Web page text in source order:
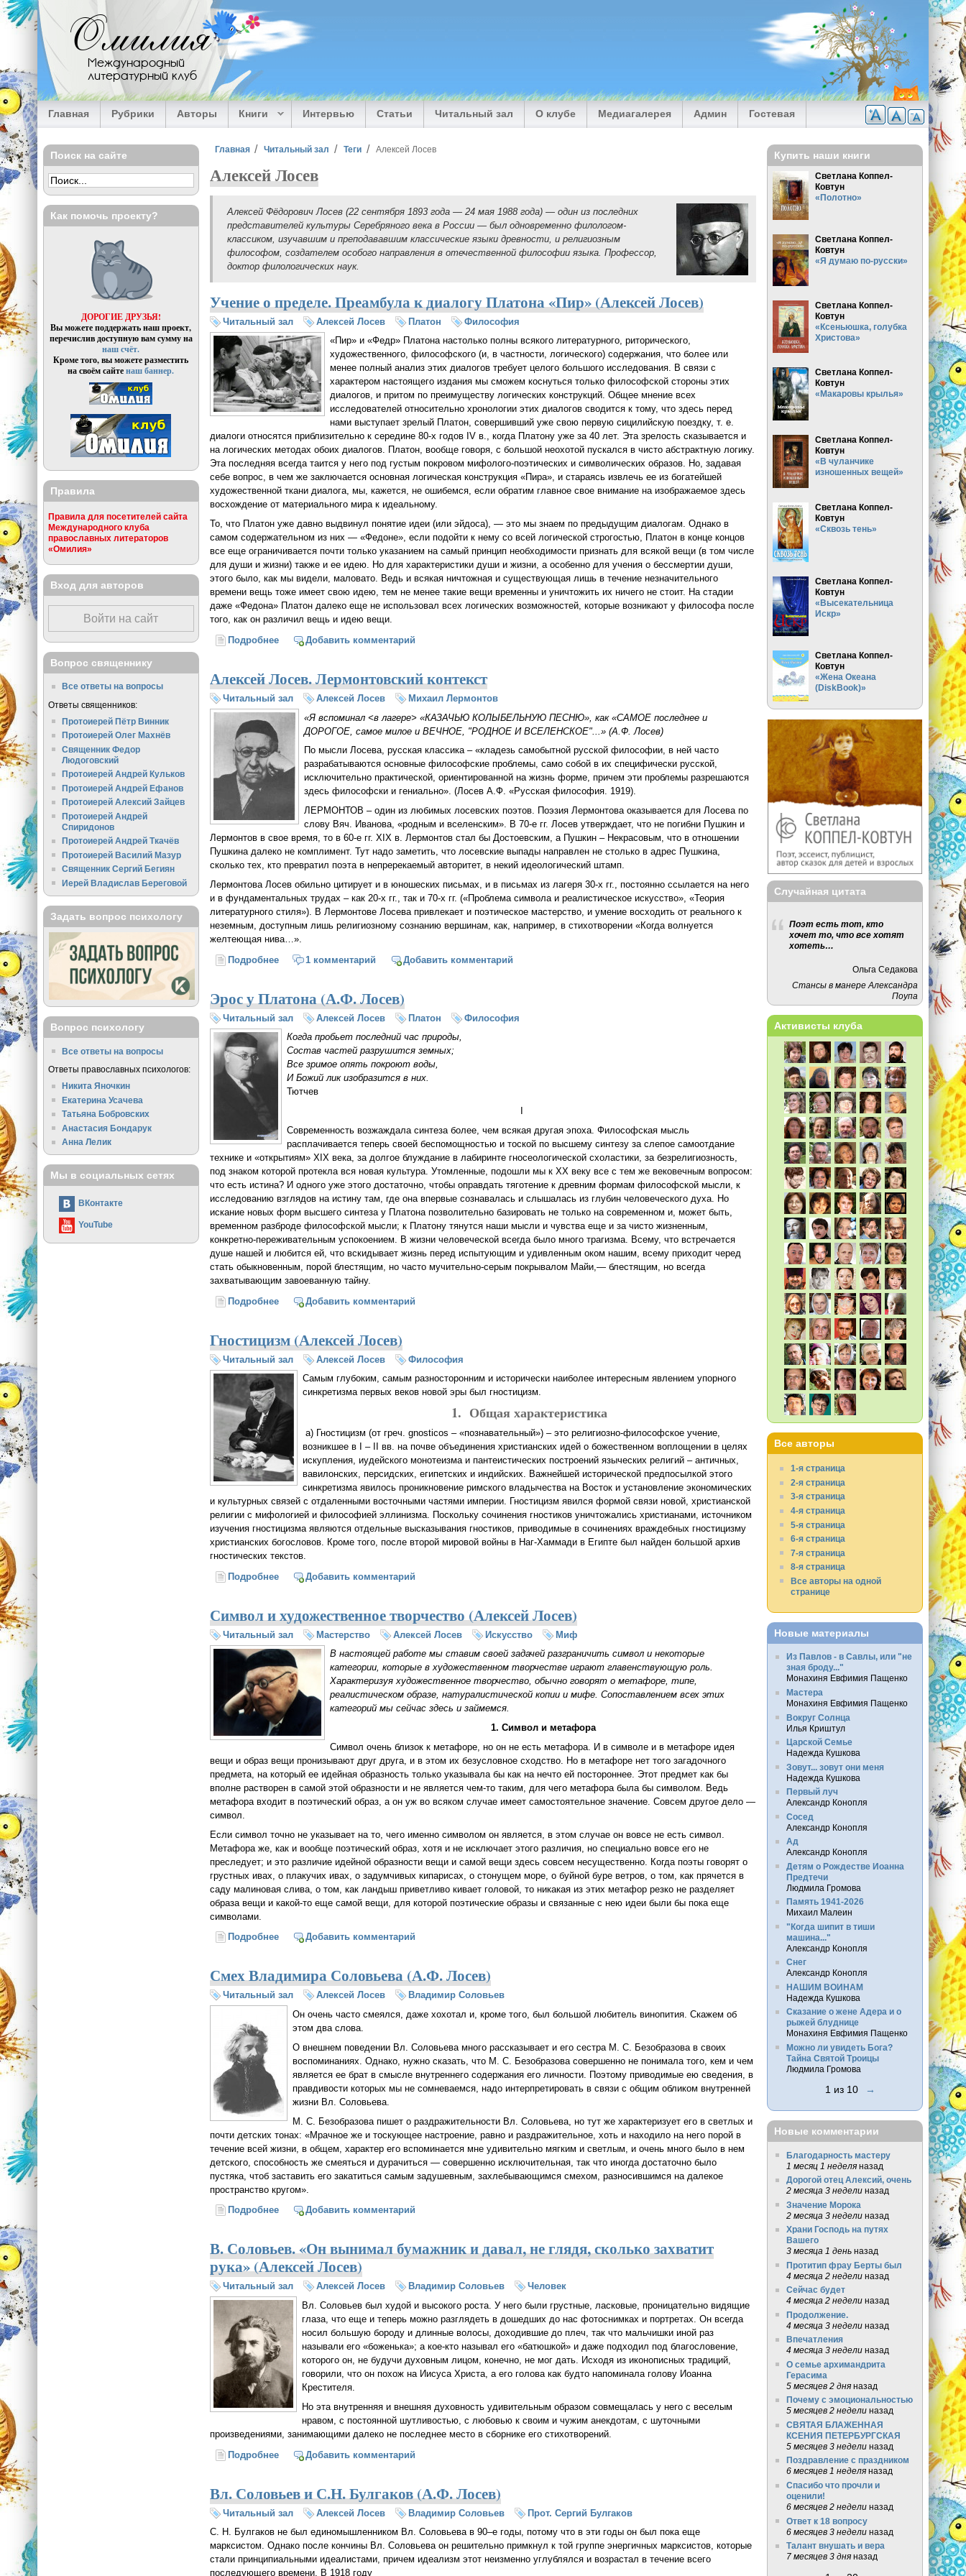
Перейти к основному содержанию
Омилия
Международный
литературный клуб
Главная Рубрики Авторы Книги Интервью Статьи Читальный зал О клубе Медиагалерея Админ Гостевая
Вы здесь
Главная Читальный зал Теги Алексей Лосев
Алексей Лосев
Алексей Фёдорович Лосев (22 сентября 1893 года — 24 мая 1988 года) — один из последних
представителей культуры Серебряного века в России — был одновременно филологом-
классиком, изучавшим и преподававшим классические языки древности, и религиозным
философом, создателем особого направления в отечественной философии языка. Профессор,
доктор филологических наук.
Учение о пределе. Преамбула к диалогу Платона «Пир» (Алексей Лосев)
Читальный зал Алексей Лосев Платон
Философия
«Пир» и «Федр» Платона настолько полны всякого литературного, риторического,
художественного, философского (и, в частности, логического) содержания, что более или
менее полный анализ этих диалогов требует целого большого исследования. В связи с
характером настоящего издания мы сможем коснуться только философской стороны этих
диалогов, и притом по преимуществу логических конструкций. Общее мнение всех
исследователей относительно хронологии этих диалогов сводится к тому, что здесь перед
нами выступает зрелый Платон, совершивший уже свою первую сицилийскую поездку, т. е.
диалоги относятся приблизительно к середине 80-х годов IV в., когда Платону уже за 40 лет. Эта зрелость сказывается и
на логических методах обоих диалогов. Платон, вообще говоря, с большой неохотой пускался в чисто абстрактную логику.
Эта последняя всегда таится у него под густым покровом мифолого-поэтических и символических образов. Но, задавая
себе вопрос, в чем же заключается основная логическая конструкция «Пира», и стараясь извлечь ее из богатейшей
художественной ткани диалога, мы, кажется, не ошибемся, если обратим главное свое внимание на изображаемое здесь
восхождение от материального мира к идеальному.
То, что Платон уже давно выдвинул понятие идеи (или эйдоса), — это мы знаем по предыдущим диалогам. Однако в
самом содержательном из них — «Федоне», если подойти к нему со всей логической строгостью, Платон в конце концов
все еще ограничивается почти только указанием на самый принцип необходимости признать для всякой вещи (в том числе
для души и жизни) также и ее идею. Но для характеристики души и жизни, а особенно для учения о бессмертии души,
этого было, как мы видели, маловато. Ведь и всякая ничтожная и существующая лишь в течение незначительного
времени вещь тоже имеет свою идею, тем не менее такие вещи временны и уничтожить их ничего не стоит. На стадии
даже «Федона» Платон далеко еще не использовал всех логических возможностей, которые возникают у философа после
того, как он различил вещь и идею вещи.
Подробнеео Учение о пределе. Преамбула к диалогу Платона «Пир» (Алексей Лосев)
Добавить комментарий
Алексей Лосев. Лермонтовский контекст
Читальный зал Алексей Лосев
Михаил Лермонтов
«Я вспоминал <в лагере> «КАЗАЧЬЮ КОЛЫБЕЛЬНУЮ ПЕСНЮ», как «САМОЕ последнее и
ДОРОГОЕ, самое милое и ВЕЧНОЕ, "РОДНОЕ И ВСЕЛЕНСКОЕ"...» (А.Ф. Лосев)
По мысли Лосева, русская классика – «кладезь самобытной русской философии, в ней часто
разрабатываются основные философские проблемы, само собой в их специфически русской,
исключительно практической, ориентированной на жизнь форме, причем эти проблемы разрешаются
здесь философски и гениально». (Лосев А.Ф. «Русская философия. 1919).
ЛЕРМОНТОВ – один из любимых лосевских поэтов. Поэзия Лермонтова оказывается для Лосева по
слову Вяч. Иванова, «родным и вселенским». В 70-е гг. Лосев утверждает, что не погибни Пушкин и
Лермонтов в свое время, то в 60-е гг. XIX в. Лермонтов стал бы Достоевским, а Пушкин – Некрасовым, что в отношении
Пушкина далеко не комплимент. Тут надо заметить, что лосевские выпады направлен не столько в адрес Пушкина,
сколько тех, кто превратил поэта в непререкаемый авторитет, в некий идеологический штамп.
Лермонтова Лосев обильно цитирует и в юношеских письмах, и в письмах из лагеря 30-х гг., постоянно ссылается на него
и в фундаментальных трудах – как 20-х гг., так и 70-х гг. («Проблема символа и реалистическое искусство», «Теория
литературного стиля»). В Лермонтове Лосева привлекает и поэтическое мастерство, и умение восходить от реального к
неземным, доступным лишь религиозному сознанию вершинам, как, например, в стихотворении «Когда волнуется
желтеющая нива…».
Подробнеео Алексей Лосев. Лермонтовский контекст
1 комментарий Добавить комментарий
Эрос у Платона (А.Ф. Лосев)
Читальный зал Алексей Лосев Платон
Философия
Когда пробьет последний час природы,
Состав частей разрушится земных;
Все зримое опять покроют воды,
И Божий лик изобразится в них.
Тютчев
Современность возжаждала синтеза более, чем всякая другая эпоха. Философская мысль
расплачивается теперь своей беспомощностью и тоской по высшему синтезу за слепое самоотдание
технике и «открытиям» XIX века, за долгое блуждание в лабиринте гносеологической схоластики, за безрелигиозность,
под знаком которой протекла вся новая культура. Утомленные, подошли мы к XX веку все с тем же вековечным вопросом:
что есть истина? И одного уже этого достаточно, чтобы оправдать тяготение к древним формам философской мысли, к
исследованию взглядов на истину там, где она впервые сознавалась и слышалась из глубин человеческого духа. Но
искание новых форм высшего синтеза у Платона позволительно базировать не только на современном и, может быть,
временном разброде философской мысли; к Платону тянутся наши мысли и чувства еще и за чисто жизненным,
конкретно-переживательным успокоением. В жизни человеческой всегда было много трагизма. Всему, что встречается
душе нашей и любится ей, что вскидывает жизнь перед испытующим и удивленным оком нашим, всему приходит черед
стать обыкновенным, порой блестящим, но часто мучительно-серым покрывалом Майи,— блестящим, но всегда
захватывающим завоеванную тайну.
Подробнеео Эрос у Платона (А.Ф. Лосев)
Добавить комментарий
Гностицизм (Алексей Лосев)
Читальный зал Алексей Лосев
Философия
Самым глубоким, самым разносторонним и исторически наиболее интересным явлением упорного
синкретизма первых веков новой эры был гностицизм.
1. Общая характеристика
а) Гностицизм (от греч. gnosticos – «познавательный») – это религиозно-философское учение,
возникшее в I – II вв. на почве объединения христианских идей о божественном воплощении в целях
искупления, иудейского монотеизма и пантеистических построений языческих религий – античных,
вавилонских, персидских, египетских и индийских. Важнейшей исторической предпосылкой этого
синкретизма явилось проникновение римского владычества на Восток и установление экономических
и культурных связей с отдаленными восточными частями империи. Гностицизм явился формой связи новой, христианской
религии с мифологией и философией эллинизма. Поскольку сочинения гностиков уничтожались христианами, источником
изучения гностицизма являются отдельные высказывания гностиков, приводимые в сочинениях враждебных гностицизму
христианских богословов. Кроме того, после второй мировой войны в Наг-Хаммади в Египте был найден большой архив
гностических текстов.
Подробнеео Гностицизм (Алексей Лосев)
Добавить комментарий
Символ и художественное творчество (Алексей Лосев)
Читальный зал Мастерство Алексей Лосев Искусство
Миф
В настоящей работе мы ставим своей задачей разграничить символ и некоторые
категории, которые в художественном творчестве играют главенствующую роль.
Характеризуя художественное творчество, обычно говорят о метафоре, типе,
реалистическом образе, натуралистической копии и мифе. Сопоставлением всех этих
категорий мы сейчас здесь и займемся.
1. Символ и метафора
Символ очень близок к метафоре, но он не есть метафора. И в символе и в метафоре идея
вещи и образ вещи пронизывают друг друга, и в этом их безусловное сходство. Но в метафоре нет того загадочного
предмета, на который ее идейная образность только указывала бы как на нечто ей постороннее. Этот предмет как бы
вполне растворен в самой этой образности и не является чем-то таким, для чего метафора была бы символом. Ведь
метафора входит в поэтический образ, а он уж во всяком случае имеет самостоятельное значение. Совсем другое дело —
символ.
Если символ точно не указывает на то, чего именно символом он является, в этом случае он вовсе не есть символ.
Метафора же, как и вообще поэтический образ, хотя и не исключает этого различия, но специально вовсе его не
преследует; и это различие идейной образности вещи и самой вещи здесь совсем несущественно. Когда поэты говорят о
грустных ивах, о плакучих ивах, о задумчивых кипарисах, о стонущем море, о буйной буре ветров, о том, как прячется в
саду малиновая слива, о том, как ландыш приветливо кивает головой, то никакая из этих метафор резко не разделяет
образа вещи и какой-то еще самой вещи, для которой поэтические образы и связанные с нею идеи были бы пока еще
символами.
Подробнеео Символ и художественное творчество (Алексей Лосев)
Добавить комментарий
Смех Владимира Соловьева (А.Ф. Лосев)
Читальный зал Алексей Лосев
Владимир Соловьев
Он очень часто смеялся, даже хохотал и, кроме того, был большой любитель винопития. Скажем об
этом два слова.
О внешнем поведении Вл. Соловьева много рассказывает и его сестра М. С. Безобразова в своих
воспоминаниях. Однако, нужно сказать, что М. С. Безобразова совершенно не понимала того, кем и чем
является ее брат в смысле внутреннего содержания его личности. Поэтому приводимые ею сведения, в
правдивости которых мы не сомневаемся, надо интерпретировать в связи с общим обликом внутренней
жизни Вл. Соловьева.
М. С. Безобразова пишет о раздражительности Вл. Соловьева, но тут же характеризует его в светлых и
почти детских тонах: «Мрачное же и тоскующее настроение, равно и раздражительное, хоть и находило на него порой в
течение всей жизни, в общем, характер его вспоминается мне удивительно мягким и светлым, и очень много было в нем
детского, способность же смеяться и дурачиться — совершенно исключительная, так что иногда достаточно было
пустяка, чтоб заставить его закатиться самым задушевным, захлебывающимся смехом, разносившимся на далекое
пространство кругом».
Подробнеео Смех Владимира Соловьева (А.Ф. Лосев)
Добавить комментарий
В. Соловьев. «Он вынимал бумажник и давал, не глядя, сколько захватит
рука» (Алексей Лосев)
Читальный зал Алексей Лосев Владимир Соловьев
Человек
Вл. Соловьев был худой и высокого роста. У него были грустные, ласковые, проницательно видящие
глаза, что еще и теперь можно разглядеть в дошедших до нас фотоснимках и портретах. Он всегда
носил большую бороду и длинные волосы, доходившие до плеч, так что мальчишки иной раз
называли его «боженька»; а кое‑кто называл его «батюшкой» и даже подходил под благословение,
которого он, не будучи духовным лицом, конечно, не мог дать. Исходя из иконописных традиций,
говорили, что он похож на Иисуса Христа, а его голова как будто напоминала голову Иоанна
Крестителя.
Но эта внутренняя и внешняя духовность удивительным образом совмещалась у него с веселым
нравом, с постоянной шутливостью, с любовью к своим и чужим анекдотам, с шуточными
произведениями, занимающими далеко не последнее место в сборнике его стихотворений.
Подробнеео В. Соловьев. «Он вынимал бумажник и давал, не глядя, сколько захватит рука» (Алексей Лосев)
Добавить комментарий
Вл. Соловьев и С.Н. Булгаков (А.Ф. Лосев)
Читальный зал Алексей Лосев Владимир Соловьев
Прот. Сергий Булгаков
С. Н. Булгаков не был единомышленником Вл. Соловьева в 90–е годы, потому что в эти годы он был пока еще
марксистом. Однако после кончины Вл. Соловьева он решительно примкнул к той группе энергичных марксистов, которые
стали принципиальными идеалистами, причем идеализм этот неизменно углублялся и возрастал в течение всего
последующего времени. В 1918 году
Поиск на сайте
Как помочь проекту?
ДОРОГИЕ ДРУЗЬЯ!
Вы можете поддержать наш проект,
перечислив доступную вам сумму на
наш счёт.
Кроме того, вы можете разместить
на своём сайтенаш баннер.
Правила
Правила для посетителей сайта
Международного клуба
православных литераторов
«Омилия»
Вход для авторов
Войти на сайт
Вопрос священнику
Все ответы на вопросы
Ответы священников:
Протоиерей Пётр Винник
Протоиерей Олег Махнёв
Священник Федор
Людоговский
Протоиерей Андрей Кульков
Протоиерей Андрей Ефанов
Протоиерей Алексий Зайцев
Протоиерей Андрей
Спиридонов
Протоиерей Андрей Ткачёв
Протоиерей Василий Мазур
Священник Сергий Бегиян
Иерей Владислав Береговой
Задать вопрос психологу
Вопрос психологу
Все ответы на вопросы
Ответы православных психологов:
Никита Яночкин
Екатерина Усачева
Татьяна Бобровских
Анастасия Бондарук
Анна Лелик
Мы в социальных сетях
ВКонтакте
YouTube
Купить наши книги
Светлана Коппел-
Ковтун
«Полотно»
Светлана Коппел-
Ковтун
«Я думаю по-русски»
Светлана Коппел-
Ковтун
«Ксеньюшка, голубка
Христова»
Светлана Коппел-
Ковтун
«Макаровы крылья»
Светлана Коппел-
Ковтун
«В чуланчике
изношенных вещей»
Светлана Коппел-
Ковтун
«Сквозь тень»
Светлана Коппел-
Ковтун
«Высекательница
Искр»
Светлана Коппел-
Ковтун
«Жена Океана
(DiskBook)»
Случайная цитата
Поэт есть тот, кто
хочет то, что все хотят
хотеть…
Ольга Седакова
Стансы в манере Александра
Поупа
Активисты клуба
Все авторы
1-я страница
2-я страница
3-я страница
4-я страница
5-я страница
6-я страница
7-я страница
8-я страница
Все авторы на одной
странице
Новые материалы
Из Павлов - в Савлы, или "не
зная броду..."
Монахиня Евфимия Пащенко
Мастера
Монахиня Евфимия Пащенко
Вокруг Солнца
Илья Криштул
Царской Семье
Надежда Кушкова
Зовут... зовут они меня
Надежда Кушкова
Первый луч
Александр Конопля
Сосед
Александр Конопля
Ад
Александр Конопля
Детям о Рождестве Иоанна
Предтечи
Людмила Громова
Память 1941-2026
Михаил Малеин
"Когда шипит в тиши
машина..."
Александр Конопля
Снег
Александр Конопля
НАШИМ ВОИНАМ
Надежда Кушкова
Сказание о жене Адера и о
рыжей блуднице
Монахиня Евфимия Пащенко
Можно ли увидеть Бога?
Тайна Святой Троицы
Людмила Громова
1 из 10 →
Новые комментарии
Благодарность мастеру
1 месяц 1 неделяназад
Дорогой отец Алексий, очень
2 месяца 3 неделиназад
Значение Морока
2 месяца 3 неделиназад
Храни Господь на путях
Вашего
3 месяца 1 деньназад
Протитип фрау Берты был
4 месяца 2 неделиназад
Сейчас будет
4 месяца 2 неделиназад
Продолжение.
4 месяца 3 неделиназад
Впечатления
4 месяца 3 неделиназад
О семье архимандрита
Герасима
5 месяцев 2 дняназад
Почему с эмоциональностью
5 месяцев 2 неделиназад
СВЯТАЯ БЛАЖЕННАЯ
КСЕНИЯ ПЕТЕРБУРГСКАЯ
5 месяцев 3 неделиназад
Поздравление с праздником
6 месяцев 1 неделяназад
Спасибо что прочли и
оценили!
6 месяцев 2 неделиназад
Ответ к 18 вопросу
6 месяцев 3 неделиназад
Талант внушать и вера
7 месяцев 3 дняназад